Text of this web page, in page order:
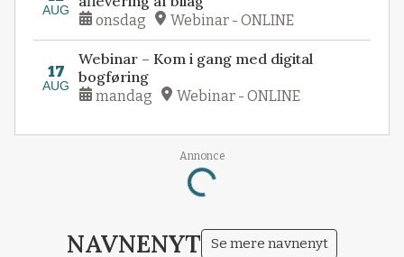
AUG
onsdag Webinar - ONLINE
17
AUG
Webinar – Kom i gang med digital
bogføring
mandag Webinar - ONLINE
Annonce
Loading...
NAVNENYT Se mere navnenyt